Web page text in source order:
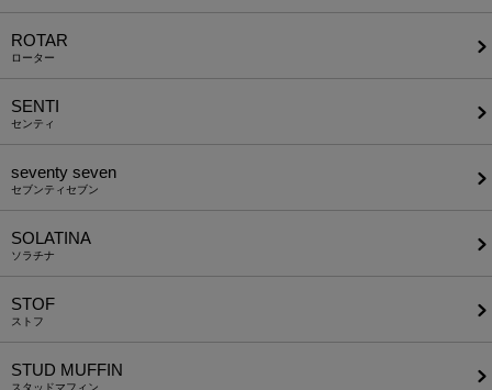
ROTAR
ローター
SENTI
センティ
seventy seven
セブンティセブン
SOLATINA
ソラチナ
STOF
ストフ
STUD MUFFIN
スタッドマフィン